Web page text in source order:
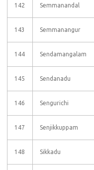
142 Semmanandal
143 Semmanangur
144 Sendamangalam
145 Sendanadu
146 Sengurichi
147 Senjikkuppam
148 Sikkadu